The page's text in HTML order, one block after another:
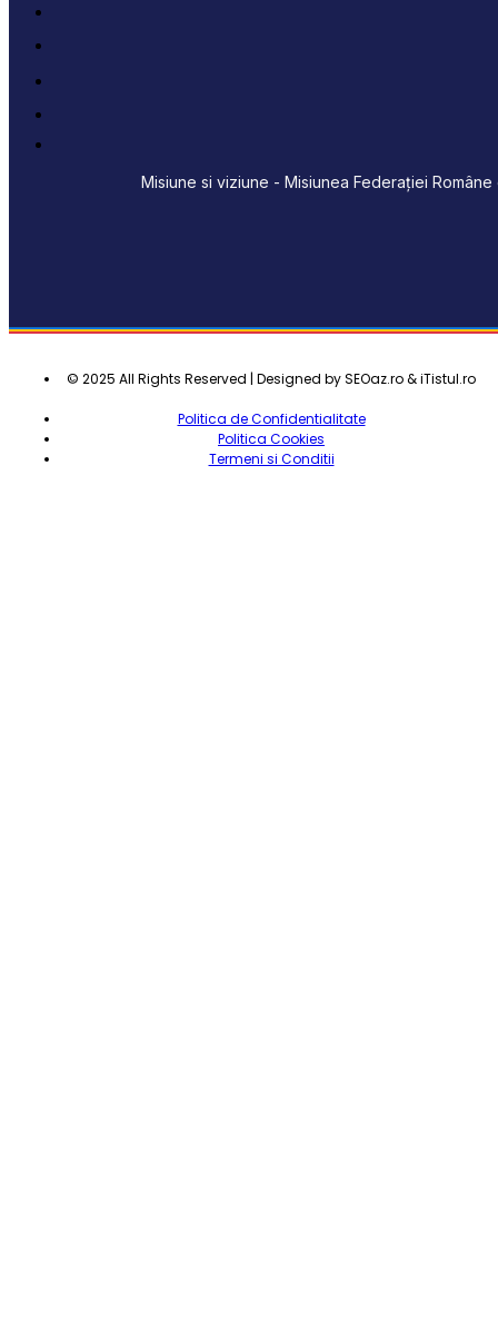
Misiune si viziune - Misiunea Federației
© 2025 All Rights Reserved | Designed by SEOaz.ro & iTistul.ro
Politica de Confidentialitate
Politica Cookies
Termeni si Conditii